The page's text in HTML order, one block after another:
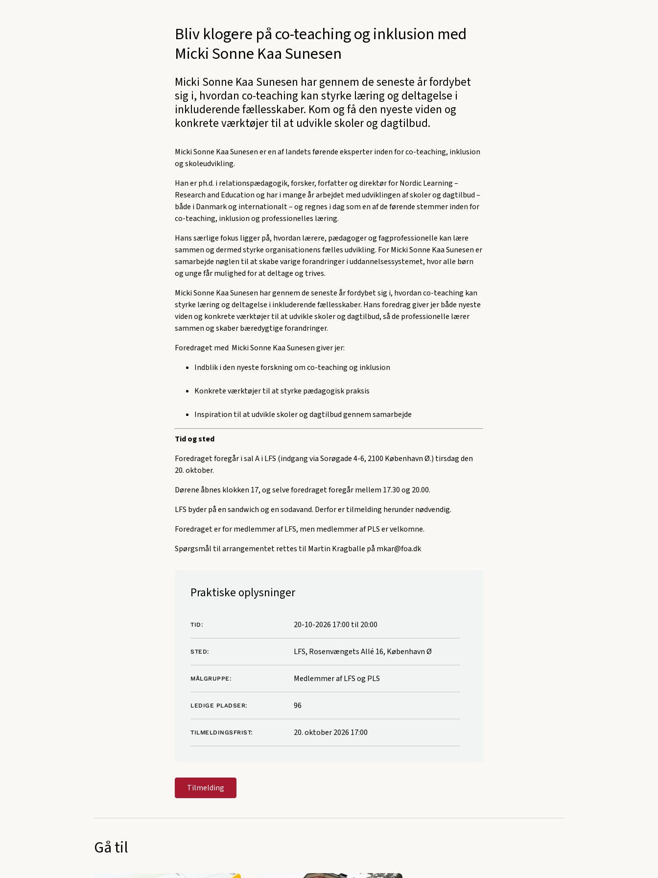
Bliv klogere på co-teaching og inklusion med
Micki Sonne Kaa Sunesen
Micki Sonne Kaa Sunesen har gennem de seneste år fordybet
sig i, hvordan co-teaching kan styrke læring og deltagelse i
inkluderende fællesskaber. Kom og få den nyeste viden og
konkrete værktøjer til at udvikle skoler og dagtilbud.
Micki Sonne Kaa Sunesen er en af landets førende eksperter inden for co-teaching, inklusion
og skoleudvikling.
Han er ph.d. i relationspædagogik, forsker, forfatter og direktør for Nordic Learning –
Research and Education og har i mange år arbejdet med udviklingen af skoler og dagtilbud –
både i Danmark og internationalt – og regnes i dag som en af de førende stemmer inden for
co-teaching, inklusion og professionelles læring.
Hans særlige fokus ligger på, hvordan lærere, pædagoger og fagprofessionelle kan lære
sammen og dermed styrke organisationens fælles udvikling. For Micki Sonne Kaa Sunesen er
samarbejde nøglen til at skabe varige forandringer i uddannelsessystemet, hvor alle børn
og unge får mulighed for at deltage og trives.
Micki Sonne Kaa Sunesen har gennem de seneste år fordybet sig i, hvordan co-teaching kan
styrke læring og deltagelse i inkluderende fællesskaber. Hans foredrag giver jer både nyeste
viden og konkrete værktøjer til at udvikle skoler og dagtilbud, så de professionelle lærer
sammen og skaber bæredygtige forandringer.
Foredraget med Micki Sonne Kaa Sunesen giver jer:
Indblik i den nyeste forskning om co-teaching og inklusion
Konkrete værktøjer til at styrke pædagogisk praksis
Inspiration til at udvikle skoler og dagtilbud gennem samarbejde
Tid og sted
Foredraget foregår i sal A i LFS (indgang via Sorøgade 4-6, 2100 København Ø.) tirsdag den
20. oktober.
Dørene åbnes klokken 17, og selve foredraget foregår mellem 17.30 og 20.00.
LFS byder på en sandwich og en sodavand. Derfor er tilmelding herunder nødvendig.
Foredraget er for medlemmer af LFS, men medlemmer af PLS er velkomne.
Spørgsmål til arrangementet rettes til Martin Kragballe på mkar@foa.dk
Praktiske oplysninger
TID: 20-10-2026 17:00 til 20:00
STED: LFS, Rosenvængets Allé 16, København Ø
MÅLGRUPPE: Medlemmer af LFS og PLS
LEDIGE PLADSER: 96
TILMELDINGSFRIST: 20. oktober 2026 17:00
Tilmelding
Gå til